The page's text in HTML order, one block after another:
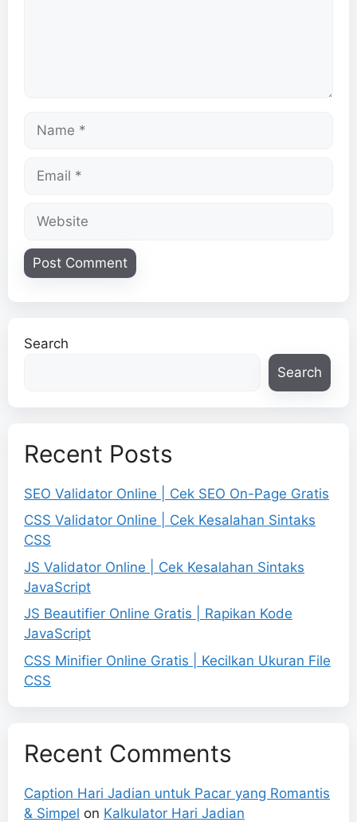
Search
Search
Recent Posts
SEO Validator Online | Cek SEO On-Page Gratis
CSS Validator Online | Cek Kesalahan Sintaks
CSS
JS Validator Online | Cek Kesalahan Sintaks
JavaScript
JS Beautifier Online Gratis | Rapikan Kode
JavaScript
CSS Minifier Online Gratis | Kecilkan Ukuran File
CSS
Recent Comments
Caption Hari Jadian untuk Pacar yang Romantis
& Simpel on Kalkulator Hari Jadian